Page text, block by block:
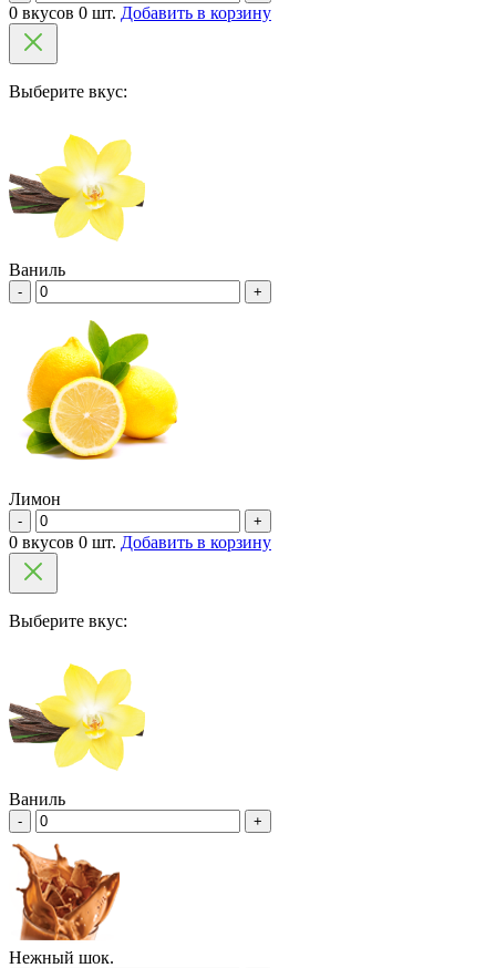
0 вкусов 0 шт. Добавить в корзину
Выберите вкус:
Ваниль
- +
Лимон
- +
0 вкусов 0 шт. Добавить в корзину
Выберите вкус:
Ваниль
- +
Нежный шок.